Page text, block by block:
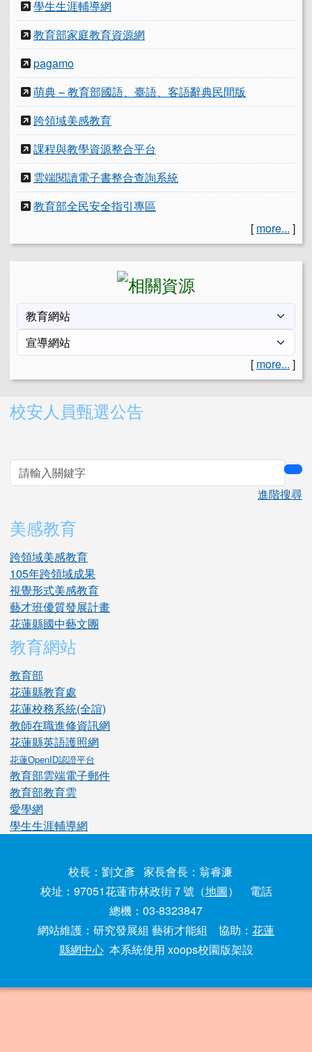
學生生涯輔導網
教育部家庭教育資源網
pagamo
萌典 – 教育部國語、臺語、客語辭典民間版
跨領域美感教育
課程與教學資源整合平台
雲端閱讀電子書整合查詢系統
教育部全民安全指引專區
[ more... ]
[ more... ]
右邊區域內容
校安人員甄選公告
進階搜尋
美感教育
跨領域美感教育
105年跨領域成果
視覺形式美感教育
藝才班優質發展計畫
花蓮縣國中藝文團
教育網站
教育部
花蓮縣教育處
花蓮校務系統(全誼)
教師在職進修資訊網
花蓮縣英語護照網
花蓮OpenID認證平台
教育部雲端電子郵件
教育部教育雲
愛學網
學生生涯輔導網
校長：劉文彥 家長會長：翁睿濂
校址：97051花蓮市林政街７號（地圖） 電話
總機：03-8323847
網站維護：研究發展組 藝術才能組 協助： 花蓮
縣網中心本系統使用 xoops校園版架設